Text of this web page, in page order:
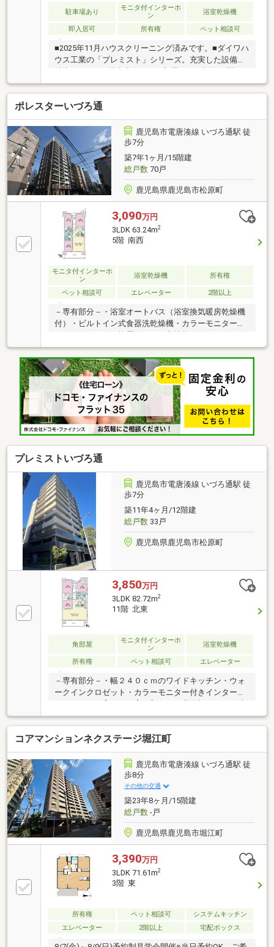
駐車場あり
モニタ付インターホ
ン
浴室乾燥機
即入居可 所有権 ペット相談可
■2025年11月ハウスクリーニング済みです。■ダイワハ
ウス工業の「プレミスト」シリーズ。充実した設備も
ことができ、採光・通風も十分。■「天文館アーケー
ド(天文館本通り北側入口)」まで徒歩約4分と利便性の
高い立地です。■駐車場はハイルーフ車も駐車可能な
タワーパーキングです。■ぜひお気軽にお問合せくだ
さい。
ポレスターいづろ通
鹿児島市電唐湊線 いづろ通駅 徒
歩7分
築7年1ヶ月/15階建
総戸数70戸
鹿児島県鹿児島市松原町
3,090万円
3LDK 63.24m2
5階 南西
モニタ付インターホ
ン
浴室乾燥機 所有権
ペット相談可 エレベーター 2階以上
－専有部分－・浴室オートバス（浴室換気暖房乾燥機
付）・ビルトイン式食器洗乾燥機・カラーモニター付
を採用・ペット飼育可（飼育細則有）・ハンズフリー
対応のテブラキー－共用部－・２４時間受取可能な宅
配ボックス（非接触型）・ペット足洗い場
プレミストいづろ通
鹿児島市電唐湊線 いづろ通駅 徒
歩7分
築11年4ヶ月/12階建
総戸数33戸
鹿児島県鹿児島市松原町
3,850万円
3LDK 82.72m2
11階 北東
角部屋
モニタ付インターホ
ン
浴室乾燥機
所有権 ペット相談可 エレベーター
－専有部分－・幅２４０ｃｍのワイドキッチン・ウォ
ークインクロゼット・カラーモニター付きインターホ
間受取可能な宅配ボックス・ＴＶモニター付オートロ
ックシステム・眺望は永続的に保証されるものではあ
りません。・リビング、キッチンの写真は、現況写真
と間取り図面をもとにＣＧで作成したリフォームイメ
ージです。リフォーム費用は価格に含まれておりませ
ん。リフォームを行う場合は別途費用が発生します。
コアマンションネクステージ堀江町
鹿児島市電唐湊線 いづろ通駅 徒
歩8分
その他の交通
築23年8ヶ月/15階建
総戸数-戸
鹿児島県鹿児島市堀江町
3,390万円
3LDK 71.61m2
3階 東
所有権 ペット相談可
システムキッチン
エレベーター
2階以上 宅配ボックス